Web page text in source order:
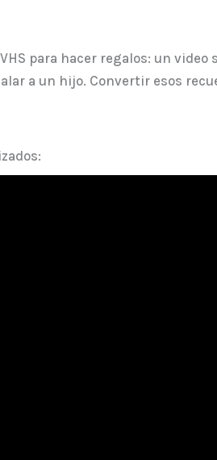
para hacer regalos: un
a un hijo. Convertir esos